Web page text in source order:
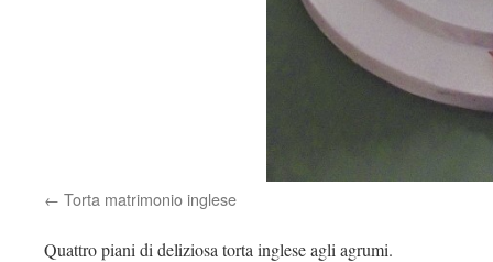
Torta matrimonio inglese
Quattro piani di deliziosa torta inglese agli agrumi.